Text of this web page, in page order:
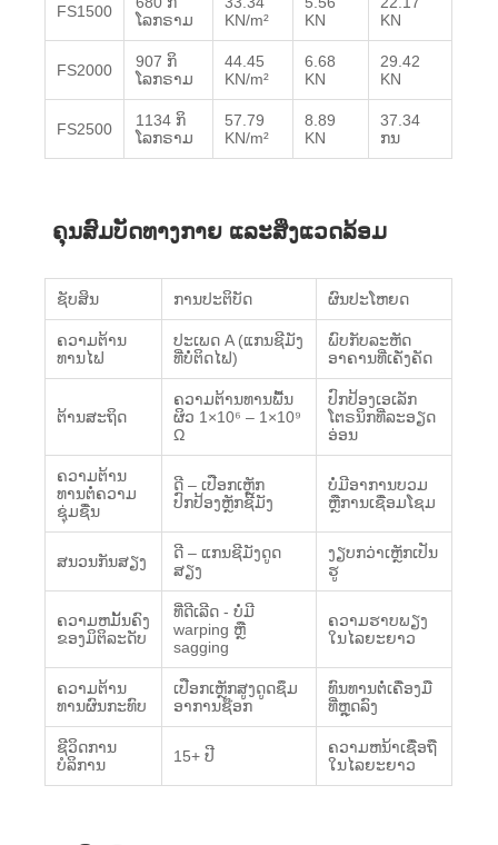
FS1500
ໂລກ​ຣາມ
KN/m²
KN
KN
FS2000
907 ກິ​
ໂລກ​ຣາມ
44.45
KN/m²
6.68
KN
29.42
KN
FS2500
1134 ກິ​
ໂລກ​ຣາມ
57.79
KN/m²
8.89
KN
37.34
ກນ
ຄຸນສົມບັດທາງກາຍ ແລະສິ່ງແວດລ້ອມ
ຊັບສິນ ການປະຕິບັດ ຜົນປະໂຫຍດ
ຄວາມຕ້ານ
ທານໄຟ
ປະເພດ A (ແກນຊີມັງ
ທີ່ບໍ່ຕິດໄຟ)
ພົບກັບລະຫັດ
ອາຄານທີ່ເຄັ່ງຄັດ
ຕ້ານສະຖິດ
ຄວາມຕ້ານທານພື້ນ
ຜິວ 1×10⁶ – 1×10⁹
Ω
ປົກປ້ອງເອເລັກ
ໂຕຣນິກທີ່ລະອຽດ
ອ່ອນ
ຄວາມຕ້ານ
ທານຕໍ່ຄວາມ
ຊຸ່ມຊື່ນ
ດີ – ເປືອກເຫຼັກ
ປົກປ້ອງຫຼັກຊີມັງ
ບໍ່ມີອາການບວມ
ຫຼືການເຊື່ອມໂຊມ
ສນວນກັນສຽງ
ດີ – ແກນຊີມັງດູດ
ສຽງ
ງຽບກວ່າເຫຼັກເປັນ
ຮູ
ຄວາມຫມັ້ນຄົງ
ຂອງມິຕິລະດັບ
ທີ່​ດີ​ເລີດ - ບໍ່​ມີ
warping ຫຼື
sagging​
ຄວາມຮາບພຽງ
ໃນໄລຍະຍາວ
ຄວາມຕ້ານ
ທານຜົນກະທົບ
ເປືອກ​ເຫຼັກ​ສູງ​ດູດ​ຊຶມ​
ອາ​ການ​ຊ໊ອກ​
ທົນທານຕໍ່ເຄື່ອງມື
ທີ່ຫຼຸດລົງ
ຊີວິດການ
ບໍລິການ
15+ ປີ
ຄວາມຫນ້າເຊື່ອຖື
ໃນໄລຍະຍາວ